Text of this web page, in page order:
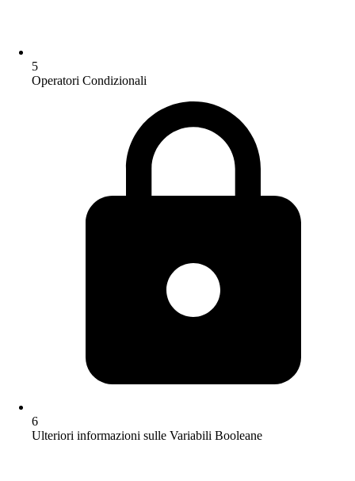
5
Operatori Condizionali
6
Ulteriori informazioni sulle Variabili Booleane